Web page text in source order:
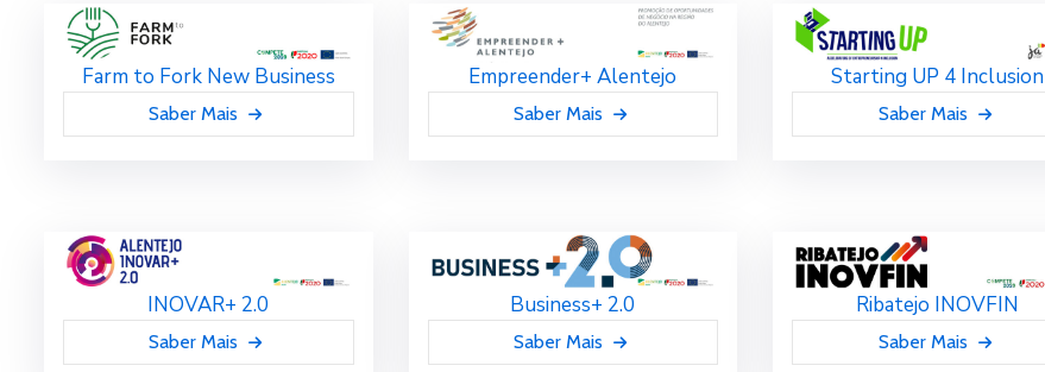
Farm to Fork New Business
Saber Mais
Empreender+ Alentejo
Saber Mais
Starting UP 4 Inclusion
Saber Mais
INOVAR+ 2.0
Saber Mais
Business+ 2.0
Saber Mais
Ribatejo INOVFIN
Saber Mais